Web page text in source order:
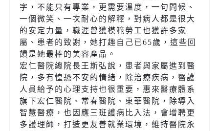
字，不能只有專業，更需要溫度，一句問候、
一個微笑、一次耐心的解釋，對病人都是很大
的安定力量，職涯曾獲模範勞工也獲許多家
屬、患者的致謝，她打趣自己已65歲，這些回
饋是她最棒的美容產品。
宏仁醫院總院長王斯弘說，患者與家屬進到醫
院，多有惶恐不安的情緒，除治療疾病，醫護
人員給予的心理支持也很重要，惠來醫療體系
旗下宏仁醫院、常春醫院、東華醫院，除導入
智慧醫療，也因應三班護病比入法，會增聘更
多護理師，打造更友善就業環境，維持醫院永